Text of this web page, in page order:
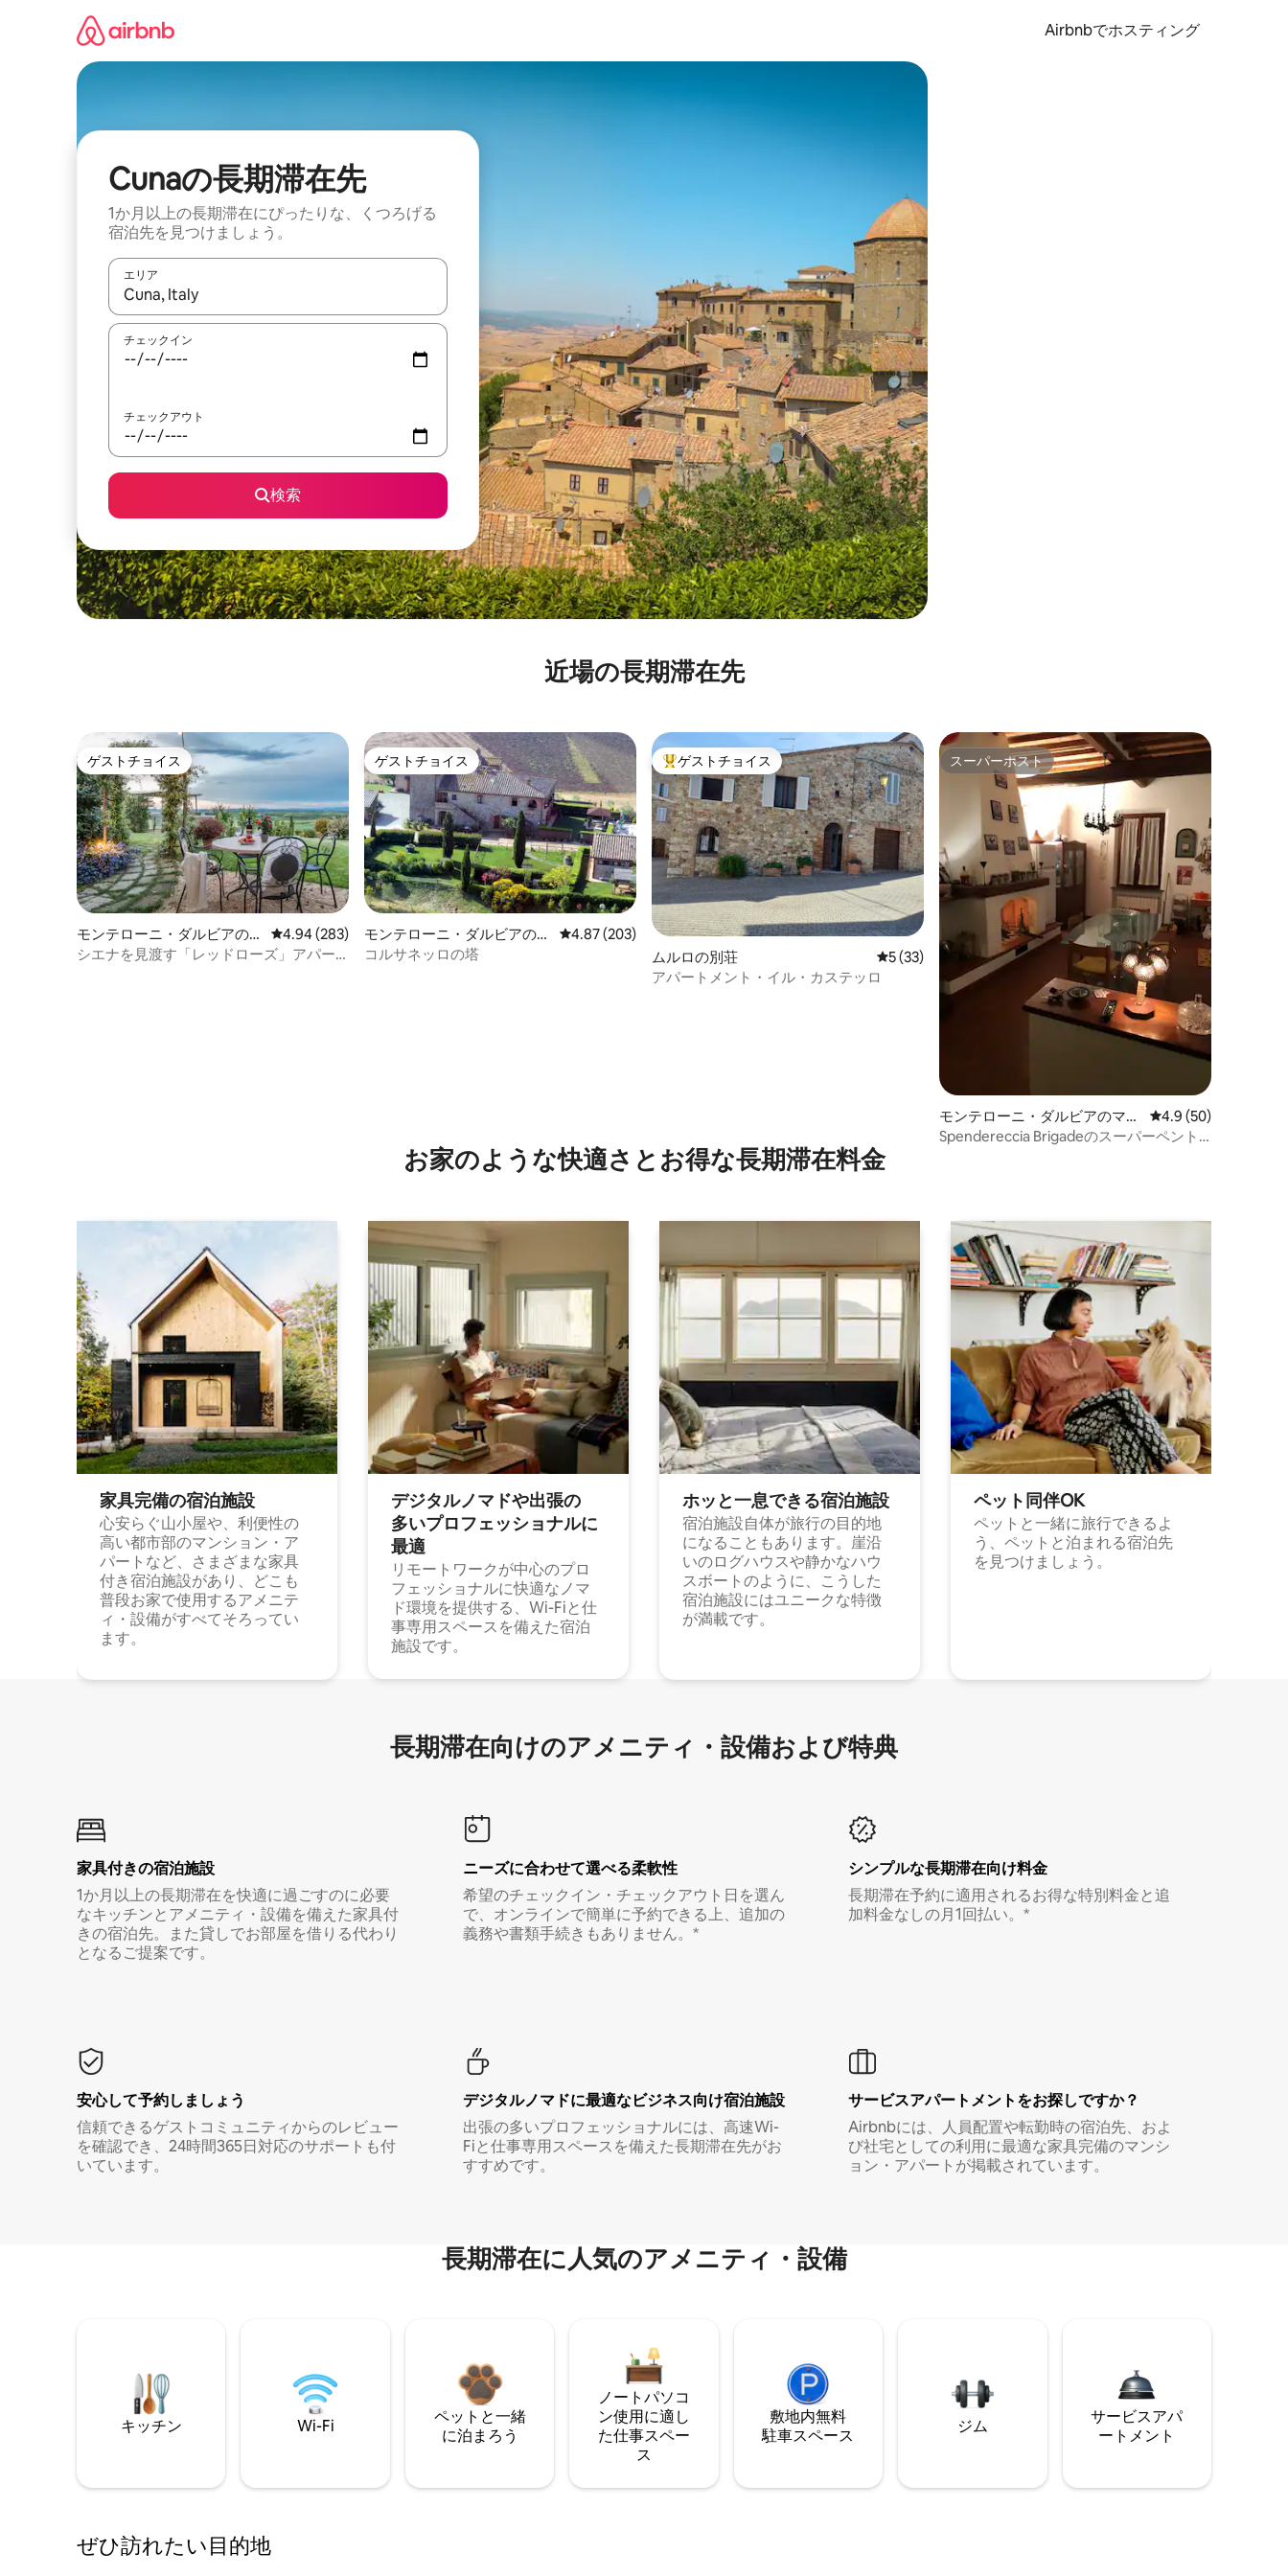
Airbnbでホスティング
Cunaの長期滞在先
1か月以上の長期滞在にぴったりな、くつろげる
宿泊先を見つけましょう。
エリア
検索結果が表示されたら、上下の矢印キーを使って移動するか、画面をタッチまたはスワイプして検索結果を確認することができます。
チェックイン
チェックアウト
検索
近場の長期滞在先
ゲストチョイス
ゲストチョイス
モンテローニ・ダルビアのマ
ンション・アパート
レビュー283件、5つ星中4.94つ星の平均評価
4.94 (283)
シエナを見渡す「レッドローズ」アパー
ゲストチョイス
ゲストチョイス
モンテローニ・ダルビアの一
軒家
レビュー203件、5つ星中4.87つ星の平均評価
4.87 (203)
コルサネッロの塔
大好評のゲストチョイスです。
ゲストチョイス
ムルロの別荘 レビュー33件、5つ星中5つ星の平均評価
5 (33)
アパートメント・イル・カステッロ
スーパーホスト
スーパーホスト
モンテローニ・ダルビアのマン
ション・アパート
レビュー50件、5つ
4.9 (50)
Spendereccia Brigadeのスーパーペント
お家のような快⁠適⁠さ⁠とお⁠得⁠な長⁠期⁠滞⁠在料⁠金
家具完備の宿⁠泊⁠施⁠設
心安らぐ山小屋や、利便性の
高い都市部のマンション・ア
パートなど、さまざまな家具
付き宿泊施設があり、どこも
普段お家で使用するアメニテ
ィ・設備がすべてそろってい
ます。
デジタルノマドや出⁠張⁠の
多⁠いプ⁠ロ⁠フ⁠ェ⁠ッ⁠シ⁠ョ⁠ナ⁠ル⁠に
最⁠適
リモートワークが中心のプロ
フェッショナルに快適なノマ
ド環境を提供する、Wi-Fiと仕
事専用スペースを備えた宿泊
施設です。
ホッと一⁠息⁠で⁠き⁠る宿⁠泊施⁠設
宿泊施設自体が旅行の目的地
になることもあります。崖沿
いのログハウスや静かなハウ
スボートのように、こうした
宿泊施設にはユニークな特徴
が満載です。
ペット同⁠伴OK
ペットと一緒に旅行できるよ
う、ペットと泊まれる宿泊先
を見つけましょう。
長期滞在向け⁠のア⁠メ⁠ニ⁠テ⁠ィ⁠・設⁠備⁠および特⁠典
家具付き⁠の宿⁠泊⁠施⁠設
1か月以上の長期滞在を快適に過ごすのに必要
なキッチンとアメニティ・設備を備えた家具付
きの宿泊先。また貸しでお部屋を借りる代わり
となるご提案です。
ニーズに合わせて選べる柔軟性
希望のチェックイン・チェックアウト日を選ん
で、オンラインで簡単に予約できる上、追加の
義務や書類手続きもありません。*
シンプルな長期滞在向け料金
長期滞在予約に適用されるお得な特別料金と追
加料金なしの月1回払い。*
安心して予約しましょう
信頼できるゲストコミュニティからのレビュー
を確認でき、24時間365日対応のサポートも付
いています。
デジタルノマド⁠に最⁠適⁠なビ⁠ジ⁠ネ⁠ス⁠向⁠け宿⁠泊⁠施⁠設
出張の多いプロフェッショナルには、高速Wi-
Fiと仕事専用スペースを備えた長期滞在先がお
すすめです。
サービスアパートメントをお探しですか？
Airbnbには、人員配置や転勤時の宿泊先、およ
び社宅としての利用に最適な家具完備のマンシ
ョン・アパートが掲載されています。
長期滞在に人気のアメニティ・設備
キッチン Wi-Fi
ペットと一緒
に泊まろう
ノートパソコ
ン使用に適し
た仕事スペー
ス
敷地内無料
駐⁠車ス⁠ペ⁠ー⁠ス
ジム
サービスアパ
ートメント
ぜひ訪⁠れ⁠た⁠い目⁠的⁠地